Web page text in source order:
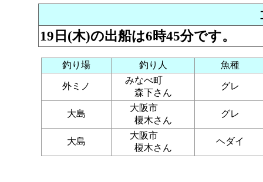
19日(木)の出船は6時45分です。
釣り場 釣り人 魚種
外ミノ
みなべ町
森下さん
グレ
大島
大阪市
榎木さん
グレ
大島
大阪市
榎木さん
ヘダイ